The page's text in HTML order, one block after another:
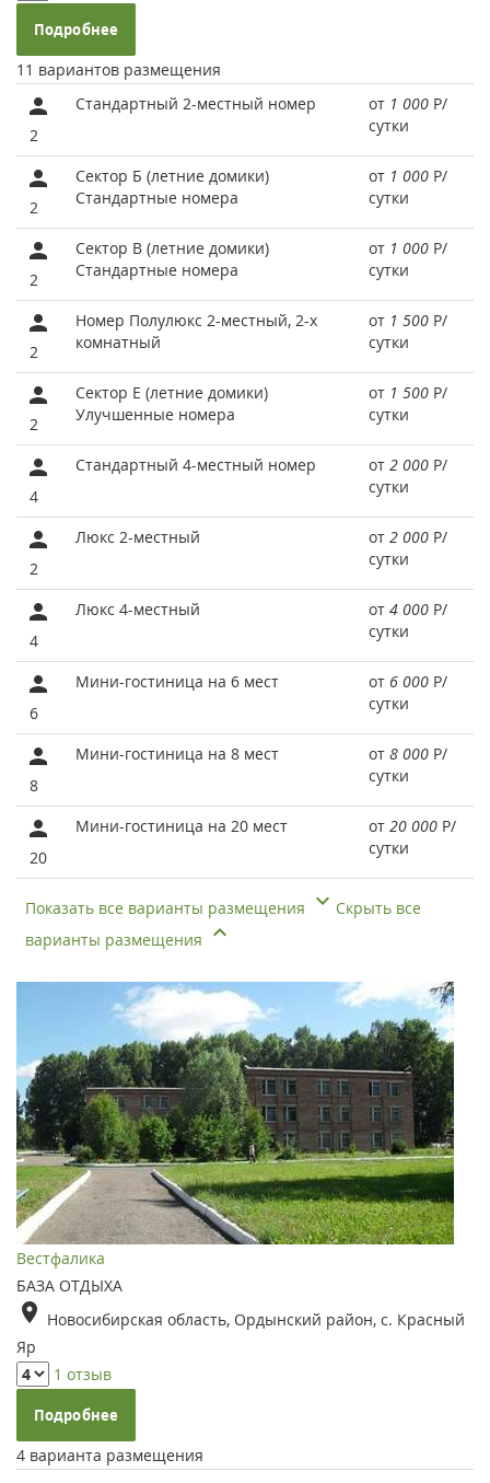
Подробнее
11 вариантов размещения
2
Стандартный 2-местный номер от 1 000 Р/
сутки
2
Сектор Б (летние домики)
Стандартные номера
от 1 000 Р/
сутки
2
Сектор В (летние домики)
Стандартные номера
от 1 000 Р/
сутки
2
Номер Полулюкс 2-местный, 2-х
комнатный
от 1 500 Р/
сутки
2
Сектор Е (летние домики)
Улучшенные номера
от 1 500 Р/
сутки
4
Стандартный 4-местный номер от 2 000 Р/
сутки
2
Люкс 2-местный от 2 000 Р/
сутки
4
Люкс 4-местный от 4 000 Р/
сутки
6
Мини-гостиница на 6 мест от 6 000 Р/
сутки
8
Мини-гостиница на 8 мест от 8 000 Р/
сутки
20
Мини-гостиница на 20 мест от 20 000 Р/
сутки
Показать все варианты размещения
Скрыть все
варианты размещения
Вестфалика
БАЗА ОТДЫХА
Новосибирская область, Ордынский район, с. Красный
Яр
1 отзыв
Подробнее
4 варианта размещения